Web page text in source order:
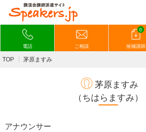
電話 ご相談
0
候補講師
TOP 茅原ますみ
茅原ますみ
（ちはらますみ）
アナウンサー